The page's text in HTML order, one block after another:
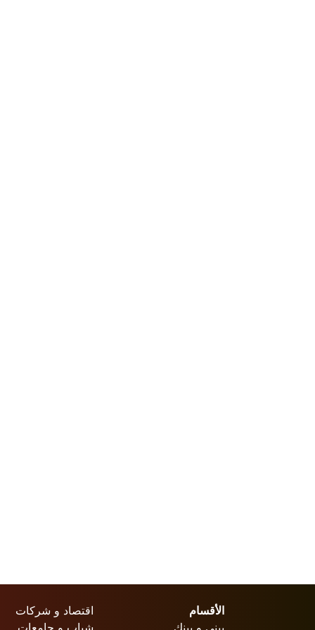
الأقسام
بيني و بينك
اقتصاد و شركات
شباب و جامعات